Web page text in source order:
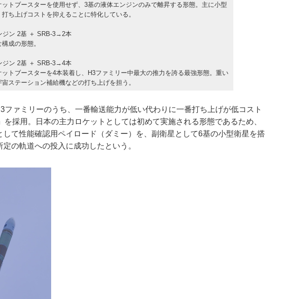
トブースターを使用せず、3基の液体エンジンのみで離昇する形態。主に小型
ち上げコストを抑えることに特化している。
ジン 2基 ＋ SRB-3→2本
成の形態。
ジン 2基 ＋ SRB-3→4本
トブースターを4本装着し、H3ファミリー中最大の推力を誇る最強形態。重い
ステーション補給機などの打ち上げを担う。
ファミリーのうち、一番輸送能力が低い代わりに一番打ち上げが低コスト
を採用。日本の主力ロケットとしては初めて実施される形態であるため、
て性能確認用ペイロード（ダミー）を、副衛星として6基の小型衛星を搭
の軌道への投入に成功したという。